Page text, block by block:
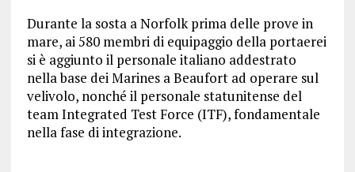
Durante la sosta a Norfolk prima delle prove in
mare, ai 580 membri di equipaggio della portaerei
si è aggiunto il personale italiano addestrato
nella base dei Marines a Beaufort ad operare sul
velivolo, nonché il personale statunitense del
team Integrated Test Force (ITF), fondamentale
nella fase di integrazione.